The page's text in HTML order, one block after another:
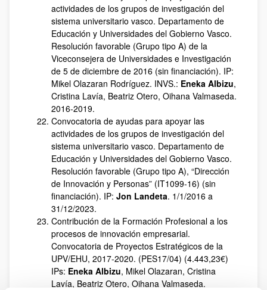
actividades de los grupos de investigación del
sistema universitario vasco. Departamento de
Educación y Universidades del Gobierno Vasco.
Resolución favorable (Grupo tipo A) de la
Viceconsejera de Universidades e Investigación
de 5 de diciembre de 2016 (sin financiación). IP:
Mikel Olazaran Rodríguez. INVS.: Eneka Albizu,
Cristina Lavía, Beatriz Otero, Oihana Valmaseda.
2016-2019.
Convocatoria de ayudas para apoyar las
actividades de los grupos de investigación del
sistema universitario vasco. Departamento de
Educación y Universidades del Gobierno Vasco.
Resolución favorable (Grupo tipo A), “Dirección
de Innovación y Personas” (IT1099-16) (sin
financiación). IP: Jon Landeta. 1/1/2016 a
31/12/2023.
Contribución de la Formación Profesional a los
procesos de innovación empresarial.
Convocatoria de Proyectos Estratégicos de la
UPV/EHU, 2017-2020. (PES17/04) (4.443,23€)
IPs: Eneka Albizu, Mikel Olazaran, Cristina
Lavía, Beatriz Otero, Oihana Valmaseda.